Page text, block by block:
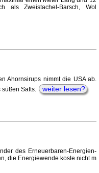
Zweistachel-Barsch, Wol
Ahornsirups nimmt die USA ab.
süßen Safts.
weiter lesen?
des Erneuerbaren-Energien-
die Energiewende koste nicht m